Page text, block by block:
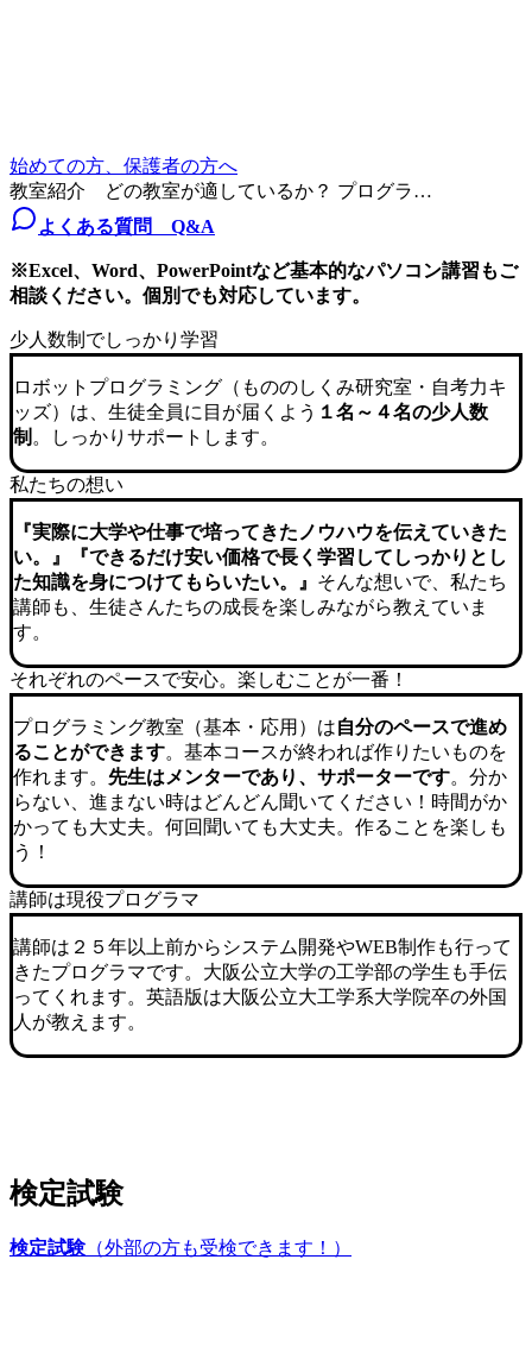
始めての方、保護者の方へ
教室紹介 どの教室が適しているか？ プログラ…
よくある質問 Q&A
※Excel、Word、PowerPointなど基本的なパソコン講習もご
相談ください。個別でも対応しています。
少人数制でしっかり学習
ロボットプログラミング（もののしくみ研究室・自考力キ
ッズ）は、生徒全員に目が届くよう １名～４名の少人数
制 。しっかりサポートします。
私たちの想い
『実際に大学や仕事で培ってきたノウハウを伝えていきた
い。』『できるだけ安い価格で長く学習してしっかりとし
た知識を身につけてもらいたい。』 そんな想いで、私たち
講師も、生徒さんたちの成長を楽しみながら教えていま
す。
それぞれのペースで安心。楽しむことが一番！
プログラミング教室（基本・応用）は自分のペースで進め
ることができます。基本コースが終われば作りたいものを
作れます。 先生はメンターであり、サポーターです。分か
らない、進まない時はどんどん聞いてください！時間がか
かっても大丈夫。何回聞いても大丈夫。作ることを楽しも
う！
講師は現役プログラマ
講師は２５年以上前からシステム開発やWEB制作も行って
きたプログラマです。大阪公立大学の工学部の学生も手伝
ってくれます。英語版は大阪公立大工学系大学院卒の外国
人が教えます。
検定試験
検定試験（外部の方も受検できます！）